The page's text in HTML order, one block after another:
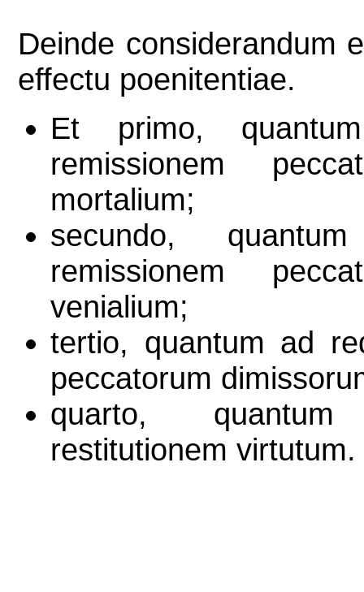
Deinde considerandum
effectu poenitentiae.
Et primo,
remissionem
mortalium;
secundo,
remissionem
venialium;
tertio, quantum ad
peccatorum
quarto,
restitutionem virtutum.